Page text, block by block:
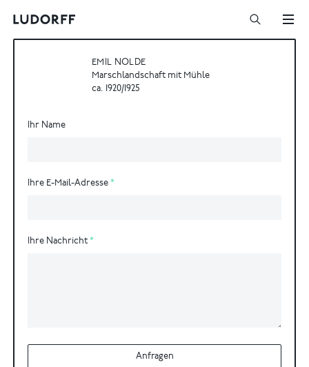
EMIL NOLDE
Marschlandschaft mit Mühle
ca. 1920/1925
Ihr Name
Ihre E-Mail-Adresse
Ihre Nachricht
Anfragen